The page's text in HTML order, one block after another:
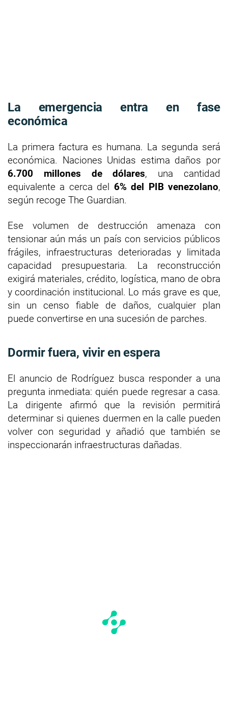
La emergencia entra en fase
económica
La primera factura es humana. La segunda será
económica. Naciones Unidas estima daños por
6.700 millones de dólares, una cantidad
equivalente a cerca del 6% del PIB venezolano,
según recoge The Guardian.
Ese volumen de destrucción amenaza con
tensionar aún más un país con servicios públicos
frágiles, infraestructuras deterioradas y limitada
capacidad presupuestaria. La reconstrucción
exigirá materiales, crédito, logística, mano de obra
y coordinación institucional. Lo más grave es que,
sin un censo fiable de daños, cualquier plan
puede convertirse en una sucesión de parches.
Dormir fuera, vivir en espera
El anuncio de Rodríguez busca responder a una
pregunta inmediata: quién puede regresar a casa.
La dirigente afirmó que la revisión permitirá
determinar si quienes duermen en la calle pueden
volver con seguridad y añadió que también se
inspeccionarán infraestructuras dañadas.